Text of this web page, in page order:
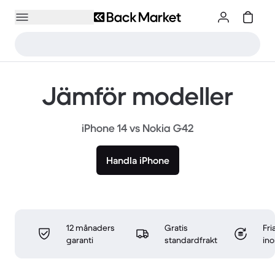
Jämför modeller
iPhone 14 vs Nokia G42
Handla iPhone
12 månaders
garanti
Gratis
standardfrakt